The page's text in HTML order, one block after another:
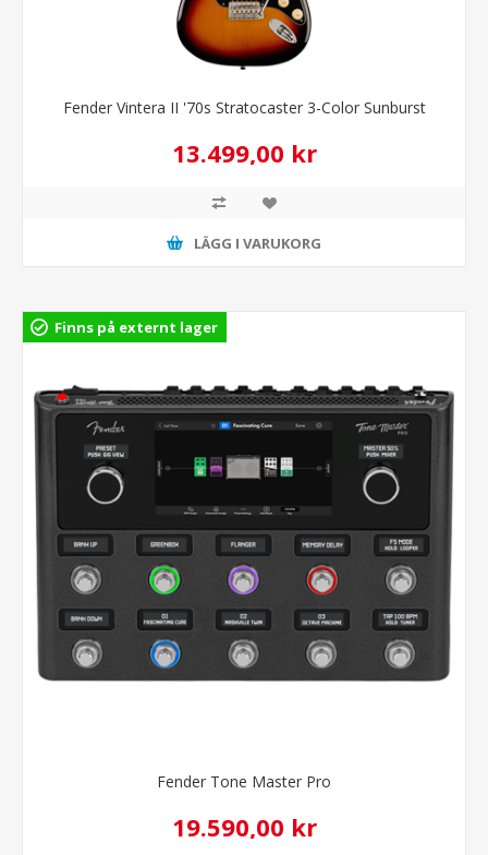
Fender Vintera II '70s Stratocaster 3-Color Sunburst
13.499,00 kr
LÄGG I VARUKORG
Finns på externt lager
Fender Tone Master Pro
19.590,00 kr